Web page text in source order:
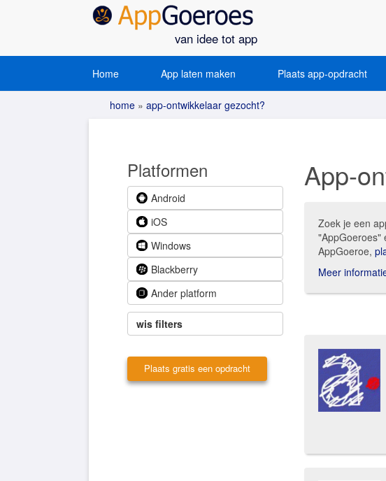
van idee tot app
Home App laten maken Plaats app-opdracht
home » app-ontwikkelaar gezocht?
Platformen
Android
iOS
Windows
Blackberry
Ander platform
wis filters
Plaats gratis een opdracht
App-
Zoek je een
"AppGoeroes"
AppGoeroe,
Meer